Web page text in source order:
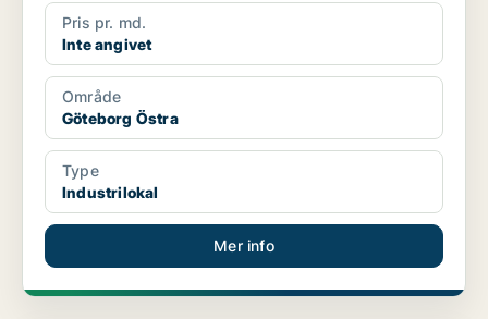
Pris pr. md.
Inte angivet
Område
Göteborg Östra
Type
Industrilokal
Mer info